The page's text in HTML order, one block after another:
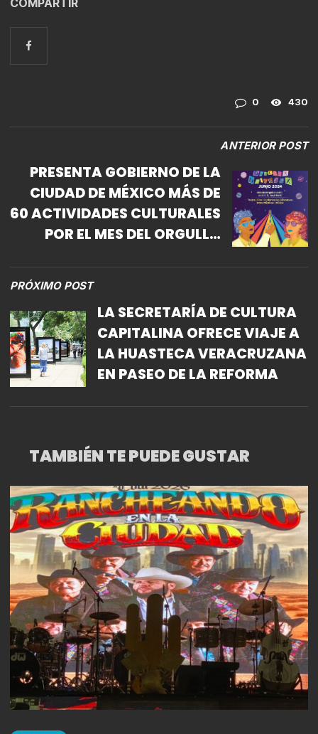
COMPARTIR
0 430
ANTERIOR POST
PRESENTA GOBIERNO DE LA
CIUDAD DE MÉXICO MÁS DE
60 ACTIVIDADES CULTURALES
POR EL MES DEL ORGULLO
PRÓXIMO POST
LA SECRETARÍA DE CULTURA
CAPITALINA OFRECE VIAJE A
LA HUASTECA VERACRUZANA
EN PASEO DE LA REFORMA
TAMBIÉN TE PUEDE GUSTAR